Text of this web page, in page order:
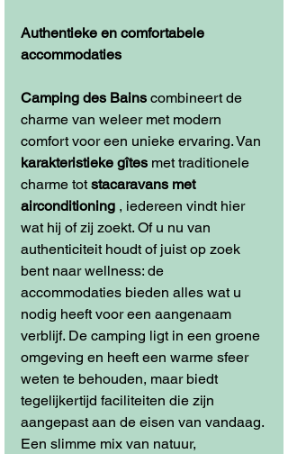
Authentieke en comfortabele
accommodaties
Camping des Bains combineert de
charme van weleer met modern
comfort voor een unieke ervaring. Van
karakteristieke gîtes met traditionele
charme tot stacaravans met
airconditioning , iedereen vindt hier
wat hij of zij zoekt. Of u nu van
authenticiteit houdt of juist op zoek
bent naar wellness: de
accommodaties bieden alles wat u
nodig heeft voor een aangenaam
verblijf. De camping ligt in een groene
omgeving en heeft een warme sfeer
weten te behouden, maar biedt
tegelijkertijd faciliteiten die zijn
aangepast aan de eisen van vandaag.
Een slimme mix van natuur,